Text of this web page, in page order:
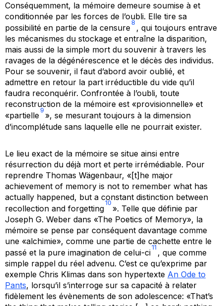
Conséquemment, la mémoire demeure soumise à et
conditionnée par les forces de l’oubli. Elle tire sa
possibilité en partie de la censure
8
, qui toujours entrave
les mécanismes du stockage et entraîne la disparition,
mais aussi de la simple mort du souvenir à travers les
ravages de la dégénérescence et le décès des individus.
Pour se souvenir, il faut d’abord avoir oublié, et
admettre en retour la part irréductible du vide qu’il
faudra reconquérir. Confrontée à l’oubli, toute
reconstruction de la mémoire est «provisionnelle» et
«partielle
9
», se mesurant toujours à la dimension
d’incomplétude sans laquelle elle ne pourrait exister.
Le lieu exact de la mémoire se situe ainsi entre
résurrection du déjà mort et perte irrémédiable. Pour
reprendre Thomas Wägenbaur, «[t]he major
achievement of memory is not to remember what has
actually happened, but a constant distinction between
recollection and forgetting
10
». Telle que définie par
Joseph G. Weber dans «The Poetics of Memory», la
mémoire se pense par conséquent davantage comme
une «alchimie», comme une partie de cachette entre le
passé et la pure imagination de celui-ci
11
, que comme
simple rappel du réel advenu. C’est ce qu’exprime par
exemple Chris Klimas dans son hypertexte An Ode to
Pants, lorsqu’il s’interroge sur sa capacité à relater
fidèlement les évènements de son adolescence: «That’s